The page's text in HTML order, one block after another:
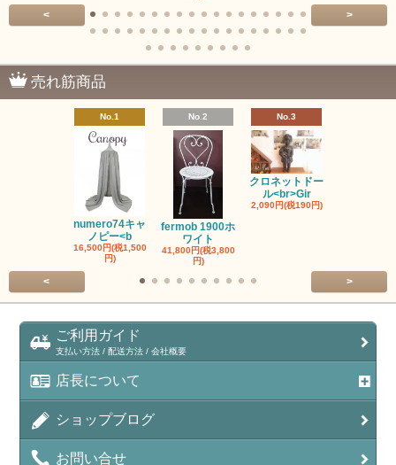
< >
売れ筋商品
No.1
numero74キャ
ノピー<b
16,500円(税1,500
円)
No.2
fermob 1900ホ
ワイト
41,800円(税3,800
円)
No.3
クロネットドー
ル<br>Gir
2,090円(税190円)
< >
ご利用ガイド
支払い方法 / 配送方法 / 会社概要
店長について
ショップブログ
お問い合せ